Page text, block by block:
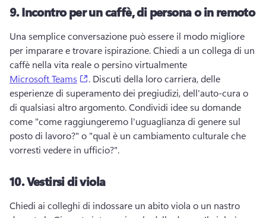
9.Incontro per un caffè, di persona o in remoto
Una semplice conversazione può essere il modo migliore
per imparare e trovare ispirazione. Chiedi a un collega di un
caffè nella vita reale o persino virtualmente
Microsoft Teams
(opens in a new tab)
. Discuti della loro carriera, delle
esperienze di superamento dei pregiudizi, dell'auto-cura o
di qualsiasi altro argomento. Condividi idee su domande
come "come raggiungeremo l'uguaglianza di genere sul
posto di lavoro?" o "qual è un cambiamento culturale che
vorresti vedere in ufficio?".
10.Vestirsi di viola
Chiedi ai colleghi di indossare un abito viola o un nastro